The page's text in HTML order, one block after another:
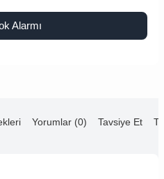
Alarmı
Yorumlar (0) Tavsiye Et